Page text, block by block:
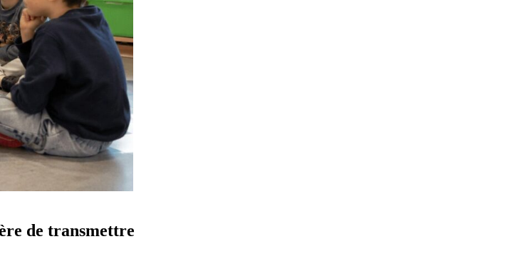
de transmettre